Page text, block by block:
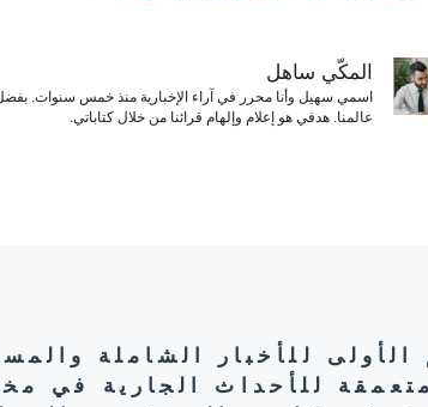
المكّي ساهل
اسمي سهيل وأنا محرر في آراء الإخبارية منذ خمس سنوات.
عالمنا. هدفي هو إعلام وإلهام قرائنا من خلال كتاباتي.
الأولى للأخبار الشاملة
للأحداث الجارية في